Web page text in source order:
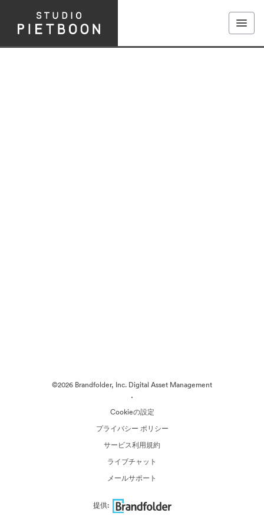
©2026 Brandfolder, Inc. Digital Asset Management
·
Cookieの設定
プライバシー ポリシー
サービス利用規約
ライブチャット
メールサポート
提供: